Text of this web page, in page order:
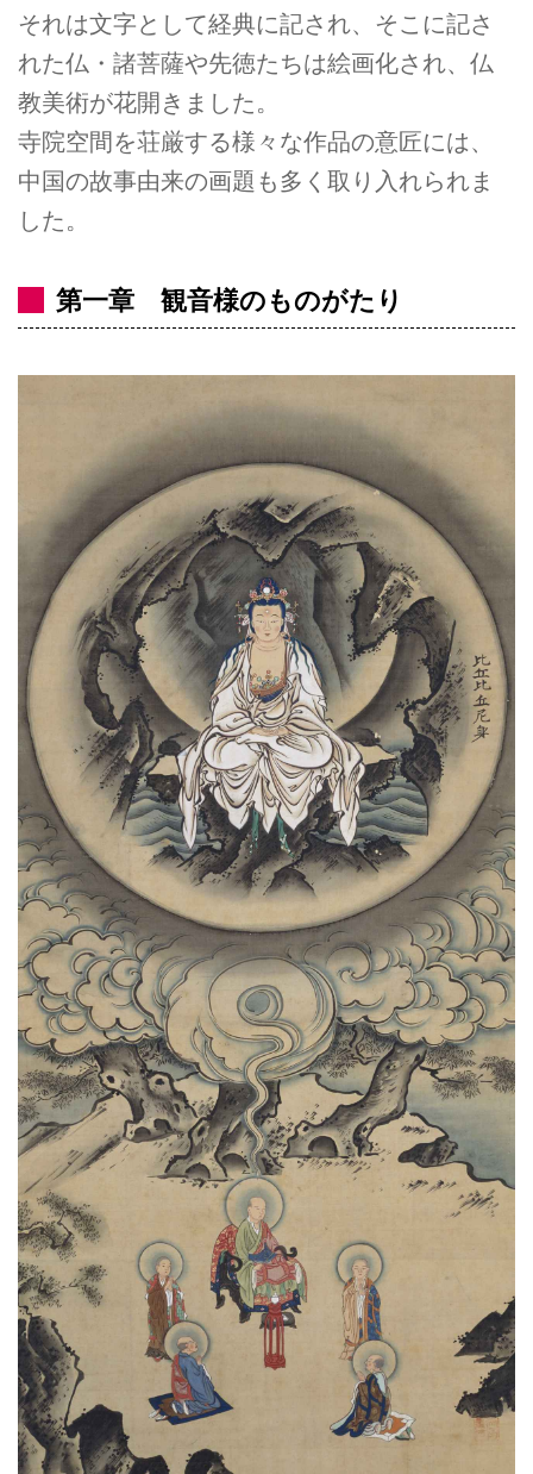
それは文字として経典に記され、そこに記さ
れた仏・諸菩薩や先徳たちは絵画化され、仏
教美術が花開きました。
寺院空間を荘厳する様々な作品の意匠には、
中国の故事由来の画題も多く取り入れられま
した。
第一章 観音様のものがたり